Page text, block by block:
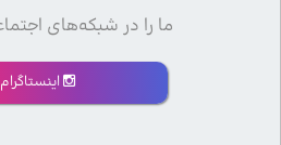
ما را در شبکه‌های
اینستاگرام